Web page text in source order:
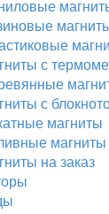
с
с
магниты
магниты
на заказ